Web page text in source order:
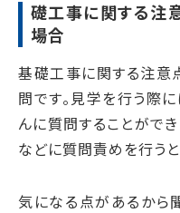
礎工事に関する注
場合
基礎工事に関する注意
問です。見学を行う際
んに質問することがで
などに質問責めを行う
気になる点があるから